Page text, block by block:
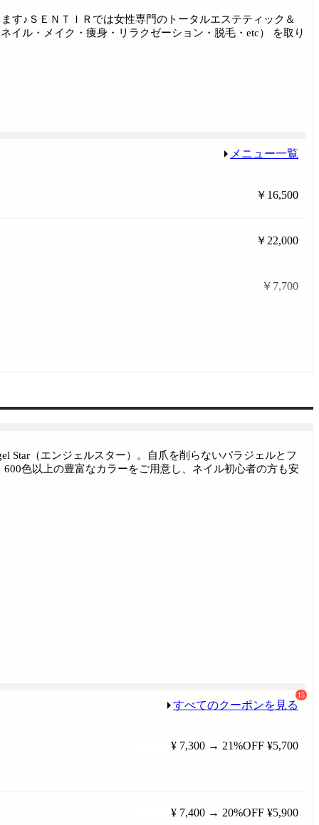
す♪ＳＥＮＴＩＲでは女性専門のトータルエステティック＆
イル・メイク・痩身・リラクゼーション・脱毛・etc） を取り
メニュー一覧
￥16,500
￥22,000
￥7,700
Star（エンジェルスター）。自爪を削らないパラジェルとフ
色以上の豊富なカラーをご用意し、ネイル初心者の方も安
すべてのクーポンを見る
15
¥ 7,300 → 21%OFF ¥5,700
¥ 7,400 → 20%OFF ¥5,900